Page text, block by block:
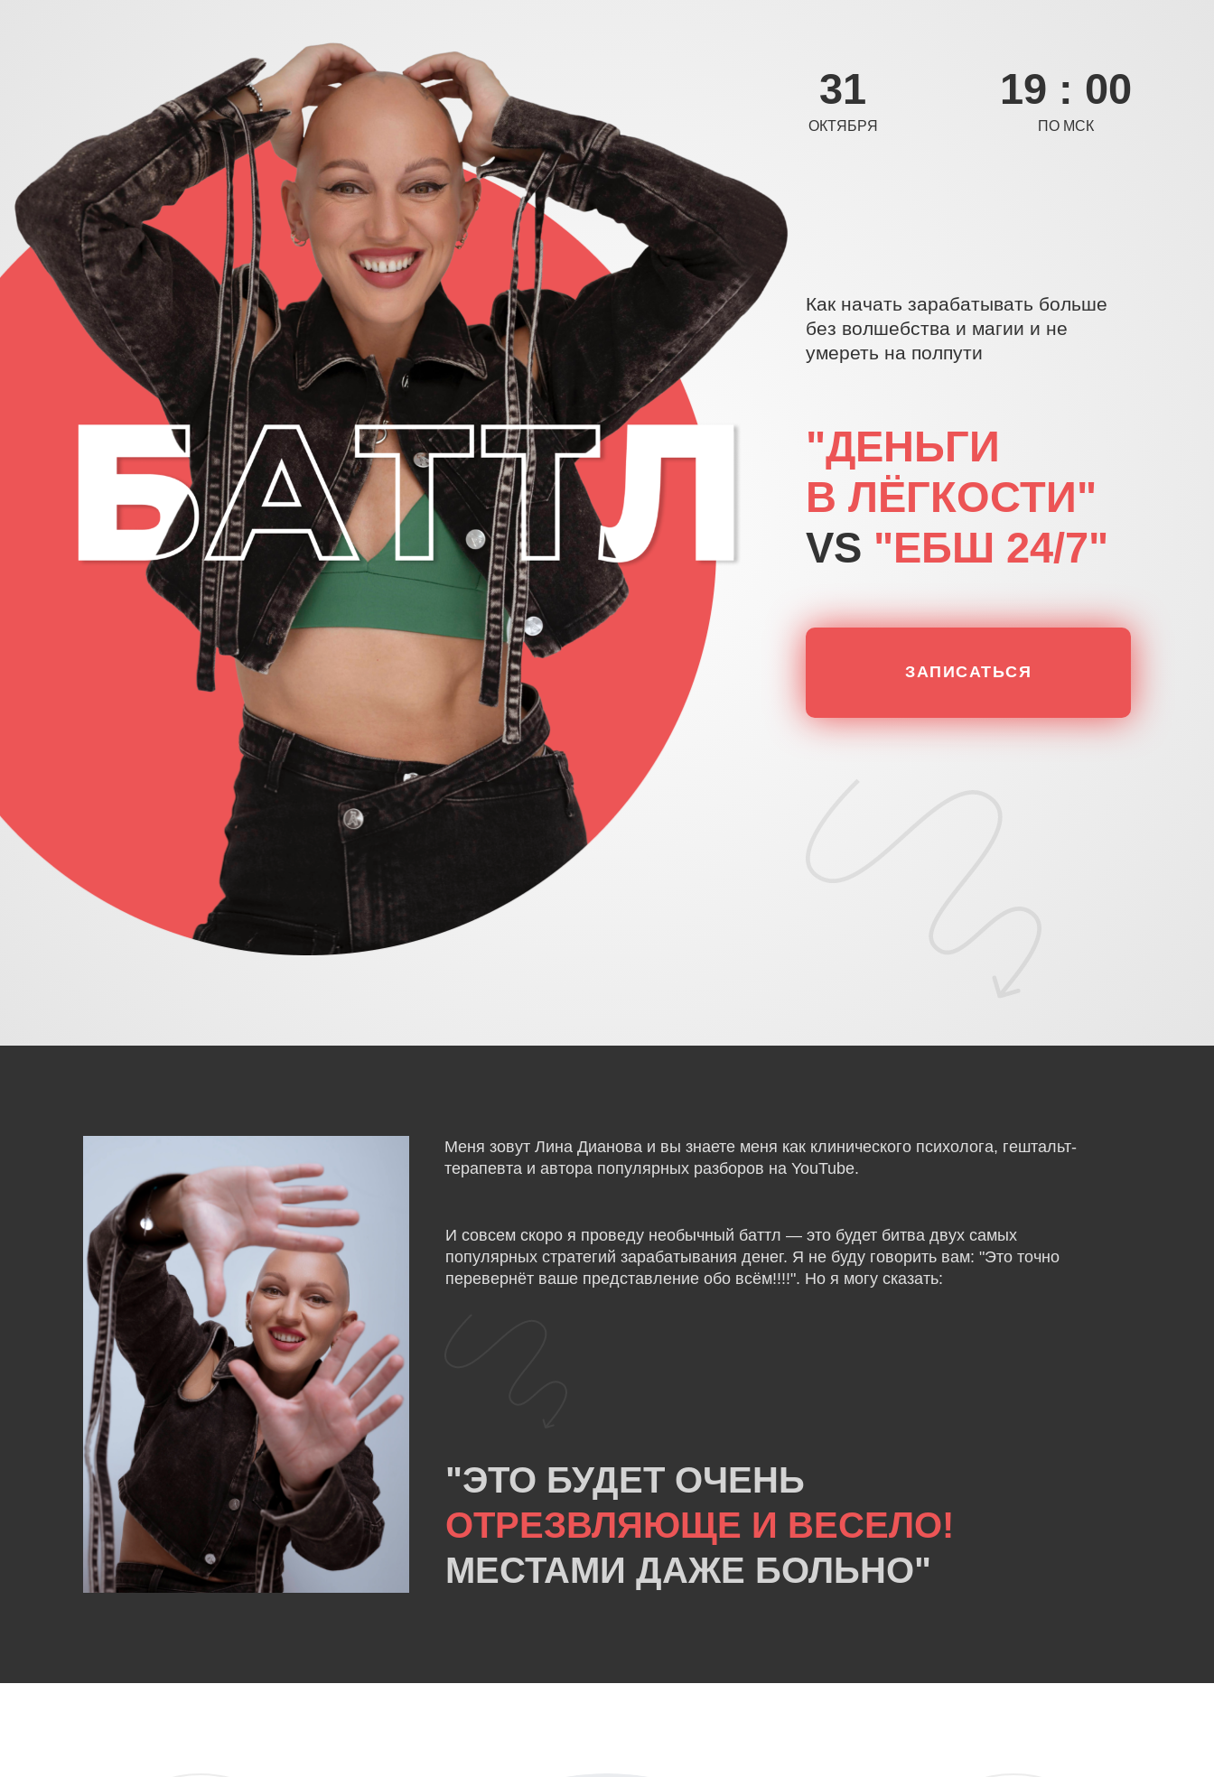
31 19 : 00
ОКТЯБРЯ ПО МСК
Как начать зарабатывать больше
без волшебства и магии и не
умереть на полпути
"ДЕНЬГИ
В ЛЁГКОСТИ"
VS "ЕБШ 24/7"
ЗАПИСАТЬСЯ
"ЭТО БУДЕТ ОЧЕНЬ
ОТРЕЗВЛЯЮЩЕ И ВЕСЕЛО!
МЕСТАМИ ДАЖЕ БОЛЬНО"
Меня зовут Лина Дианова и вы знаете меня как клинического психолога, гештальт-
терапевта и автора популярных разборов на YouTube.
И совсем скоро я проведу необычный баттл — это будет битва двух самых
популярных стратегий зарабатывания денег. Я не буду говорить вам: "Это точно
перевернёт ваше представление обо всём!!!!". Но я могу сказать: